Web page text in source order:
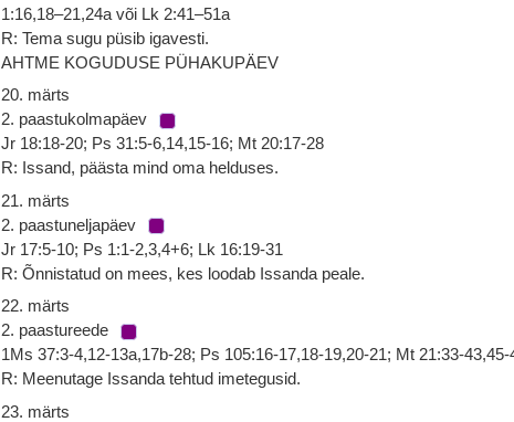
1:16,18–21,24a või Lk 2:41–51a
R: Tema sugu püsib igavesti.
AHTME KOGUDUSE PÜHAKUPÄEV
20. märts
2. paastukolmapäev
Jr 18:18-20; Ps 31:5-6,14,15-16; Mt 20:17-28
R: Issand, päästa mind oma helduses.
21. märts
2. paastuneljapäev
Jr 17:5-10; Ps 1:1-2,3,4+6; Lk 16:19-31
R: Õnnistatud on mees, kes loodab Issanda peale.
22. märts
2. paastureede
1Ms 37:3-4,12-13a,17b-28; Ps 105:16-17,18-19,20-21; Mt 21:33-43,45-
R: Meenutage Issanda tehtud imetegusid.
23. märts